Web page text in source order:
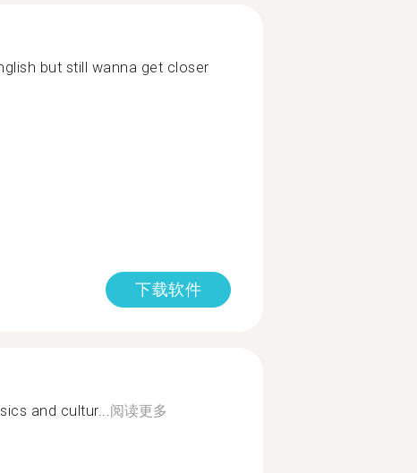
but still wanna get closer
下载软件
and cultur...阅读更多